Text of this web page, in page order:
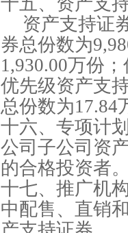
资产支持证
券总份数为
1,930.00万份
优先级资产支
总份数为17.84
十六、专项计
公司子公司资
的合格投资者
十七、推广机
中配售、直销